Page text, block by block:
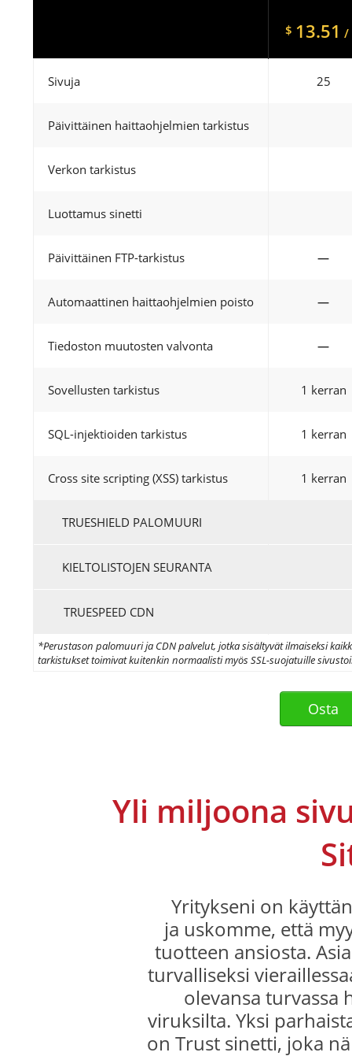
$ 13.51 /
Sivuja 25
Päivittäinen haittaohjelmien tarkistus
Verkon tarkistus
Luottamus sinetti
Päivittäinen FTP-tarkistus —
Automaattinen haittaohjelmien poisto —
Tiedoston muutosten valvonta —
Sovellusten tarkistus 1 kerran
SQL-injektioiden tarkistus 1 kerran
Cross site scripting (XSS) tarkistus 1 kerran
TRUESHIELD PALOMUURI
KIELTOLISTOJEN SEURANTA
TRUESPEED CDN
*Perustason palomuuri ja CDN palvelut, jotka sisältyvät ilmaiseksi
tarkistukset toimivat kuitenkin normaalisti myös SSL-suojatuille
Yli miljoona
Yritykseni on
ja uskomme, että
tuotteen ansiosta.
turvalliseksi
olevansa turvassa
viruksilta. Yksi
on Trust sinetti, joka